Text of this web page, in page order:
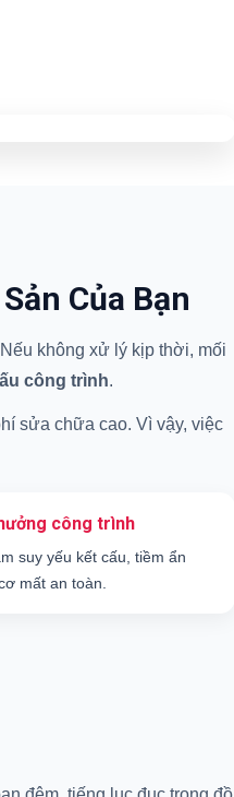
Của Bạn
không xử lý kịp thời, mối
công trình.
sửa chữa cao. Vì vậy, việc
công trình
suy yếu kết cấu, tiềm ẩn
mất an toàn.